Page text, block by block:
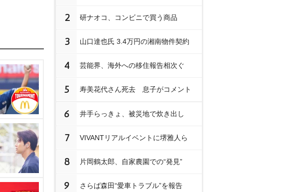
2 研ナオコ、コンビニで買う商品
3 山口達也氏 3.4万円の湘南物件契約
4 芸能界、海外への移住報告相次ぐ
5 寿美花代さん死去 息子がコメント
6 井手らっきょ、被災地で炊き出し
7 VIVANTリアルイベントに堺雅人ら
8 片岡鶴太郎、自家農園での“発見”
9 さらば森田“愛車トラブル”を報告